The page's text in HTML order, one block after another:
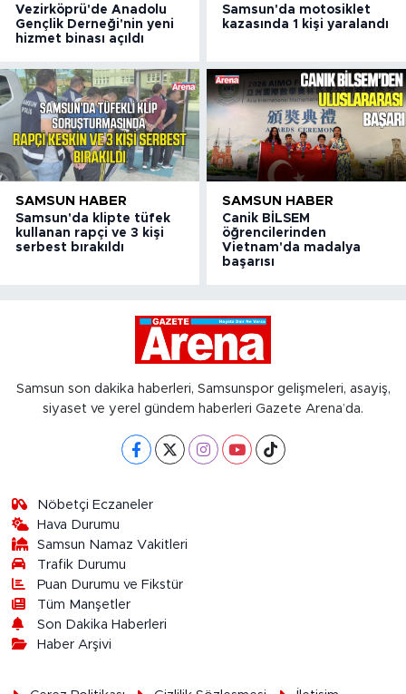
Vezirköprü'de Anadolu
Gençlik Derneği'nin yeni
hizmet binası açıldı
Samsun'da motosiklet
kazasında 1 kişi yaralandı
SAMSUN HABER
Samsun'da klipte tüfek
kullanan rapçi ve 3 kişi
serbest bırakıldı
SAMSUN HABER
Canik BİLSEM
öğrencilerinden
Vietnam'da madalya
başarısı
Samsun son dakika haberleri, Samsunspor gelişmeleri, asayiş,
siyaset ve yerel gündem haberleri Gazete Arena’da.
Nöbetçi Eczaneler
Hava Durumu
Samsun Namaz Vakitleri
Trafik Durumu
Puan Durumu ve Fikstür
Tüm Manşetler
Son Dakika Haberleri
Haber Arşivi